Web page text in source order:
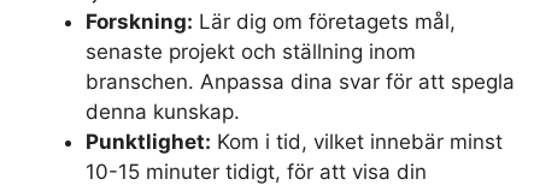
Forskning: Lär dig om företagets mål,
senaste projekt och ställning inom
branschen. Anpassa dina svar för att spegla
denna kunskap.
Punktlighet: Kom i tid, vilket innebär minst
10-15 minuter tidigt, för att visa din